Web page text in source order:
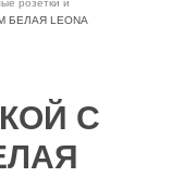
розетки и
LEONA
С